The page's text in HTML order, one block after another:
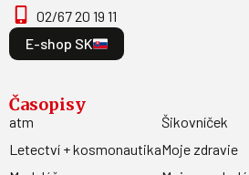
02/67 20 19 11
E-shop SK
Časopisy
atm
Letectví + kosmonautika
Šikovníček
Moje zdravie